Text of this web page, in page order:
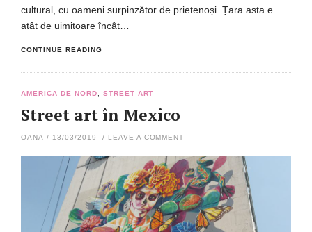
cultural, cu oameni surpinzător de prietenoși. Țara asta e
atât de uimitoare încât…
CONTINUE READING
AMERICA DE NORD STREET ART
Street art în Mexico
OANA / 13/03/2019 / LEAVE A COMMENT